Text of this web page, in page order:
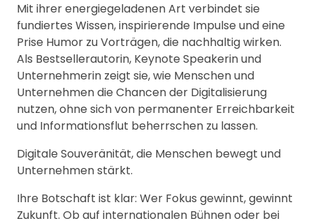
Mit ihrer energiegeladenen Art verbindet sie
fundiertes Wissen, inspirierende Impulse und eine
Prise Humor zu Vorträgen, die nachhaltig wirken.
Als Bestsellerautorin, Keynote Speakerin und
Unternehmerin zeigt sie, wie Menschen und
Unternehmen die Chancen der Digitalisierung
nutzen, ohne sich von permanenter Erreichbarkeit
und Informationsflut beherrschen zu lassen.
Digitale Souveränität, die Menschen bewegt und
Unternehmen stärkt.
Ihre Botschaft ist klar: Wer Fokus gewinnt, gewinnt
Zukunft. Ob auf internationalen Bühnen oder bei